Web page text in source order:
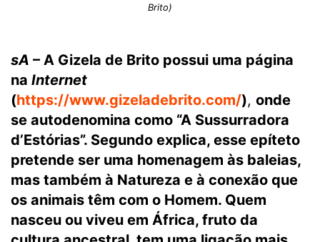
Brito)
sA – A Gizela de Brito possui uma página
na Internet
(https://www.gizeladebrito.com/), onde
se autodenomina como “A Sussurradora
d’Estórias”. Segundo explica, esse epíteto
pretende ser uma homenagem às baleias,
mas também à Natureza e à conexão que
os animais têm com o Homem. Quem
nasceu ou viveu em África, fruto da